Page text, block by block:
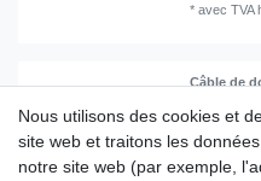
*avec TVA
Câble de
9,95 € *
Nous utilisons des cookies et
site web et traitons les
notre site web (par exemple,